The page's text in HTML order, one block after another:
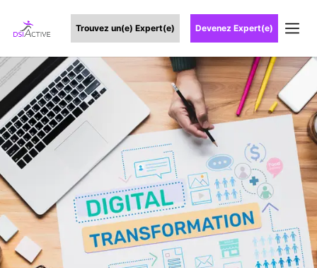
Trouvez un(e) Expert(e) Devenez Expert(e)